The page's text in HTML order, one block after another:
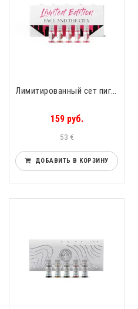
159 руб.
53 €
ДОБАВИТЬ В КОРЗИНУ